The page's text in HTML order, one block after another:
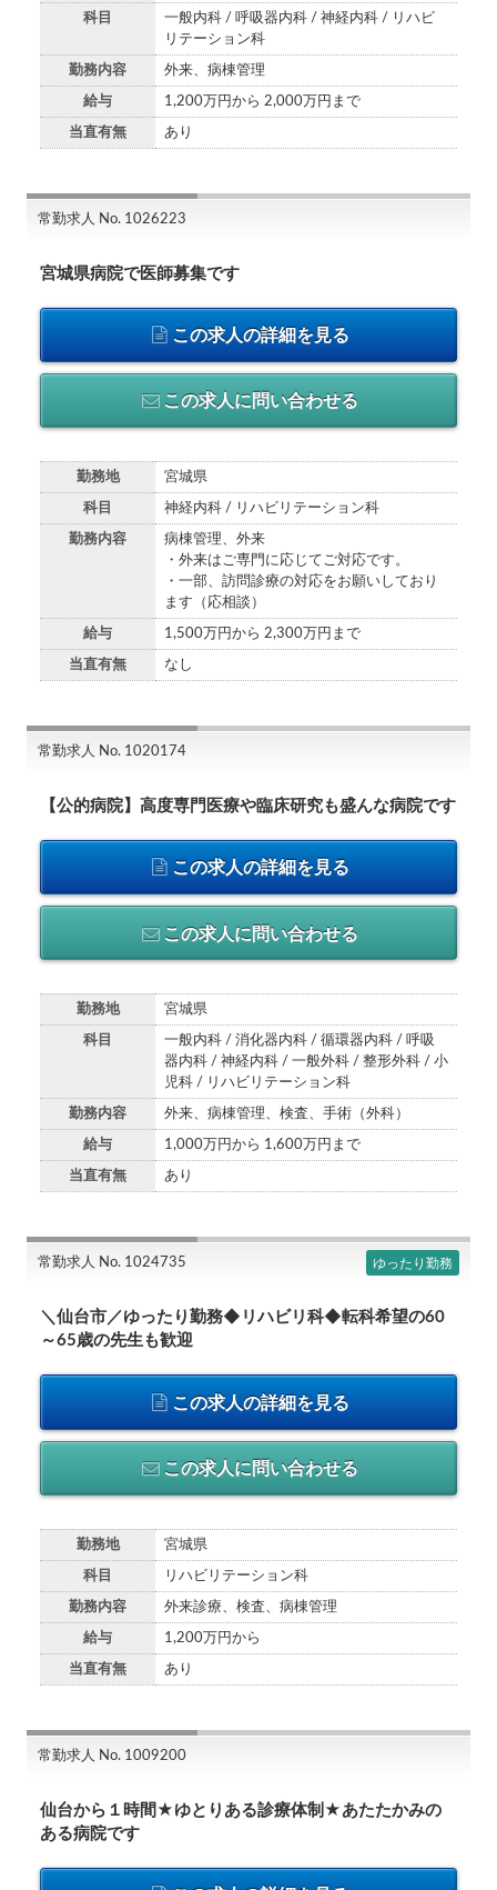
科目
一般内科 / 呼吸器内科 / 神経内科 / リハビ
リテーション科
勤務内容 外来、病棟管理
給与 1,200万円から 2,000万円まで
当直有無 あり
常勤求人 No. 1026223
宮城県病院で医師募集です
この求人の詳細を見る
この求人に問い合わせる
勤務地 宮城県
科目 神経内科 / リハビリテーション科
勤務内容
病棟管理、外来
・外来はご専門に応じてご対応です。
・一部、訪問診療の対応をお願いしており
ます（応相談）
給与 1,500万円から 2,300万円まで
当直有無 なし
常勤求人 No. 1020174
【公的病院】高度専門医療や臨床研究も盛んな病院です
この求人の詳細を見る
この求人に問い合わせる
勤務地 宮城県
科目
一般内科 / 消化器内科 / 循環器内科 / 呼吸
器内科 / 神経内科 / 一般外科 / 整形外科 / 小
児科 / リハビリテーション科
勤務内容 外来、病棟管理、検査、手術（外科）
給与 1,000万円から 1,600万円まで
当直有無 あり
常勤求人 No. 1024735 ゆったり勤務
＼仙台市／ゆったり勤務◆リハビリ科◆転科希望の60
～65歳の先生も歓迎
この求人の詳細を見る
この求人に問い合わせる
勤務地 宮城県
科目 リハビリテーション科
勤務内容 外来診療、検査、病棟管理
給与 1,200万円から
当直有無 あり
常勤求人 No. 1009200
仙台から１時間★ゆとりある診療体制★あたたかみの
ある病院です